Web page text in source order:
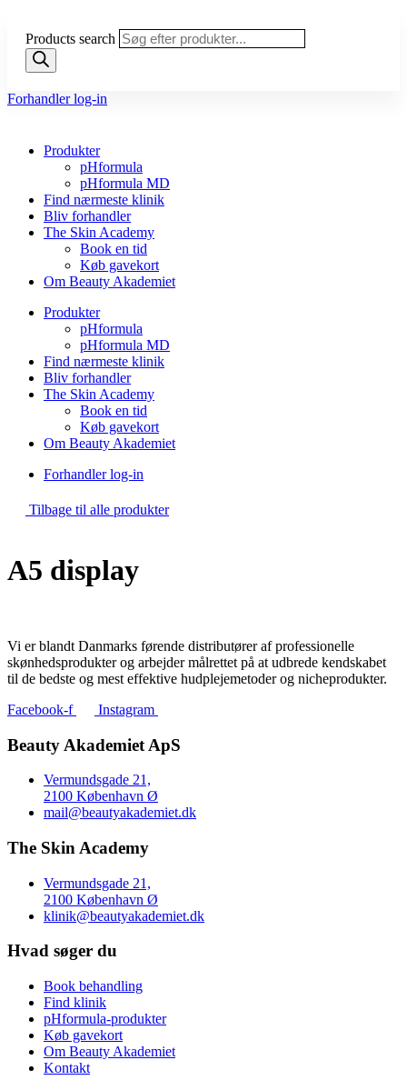
Products search
Forhandler log-in
Produkter
pHformula
pHformula MD
Find nærmeste klinik
Bliv forhandler
The Skin Academy
Book en tid
Køb gavekort
Om Beauty Akademiet
Produkter
pHformula
pHformula MD
Find nærmeste klinik
Bliv forhandler
The Skin Academy
Book en tid
Køb gavekort
Om Beauty Akademiet
Forhandler log-in
Tilbage til alle produkter
A5 display
Vi er blandt Danmarks førende distributører af professionelle
skønhedsprodukter og arbejder målrettet på at udbrede kendskabet
til de bedste og mest effektive hudplejemetoder og nicheprodukter.
Facebook-f
Instagram
Beauty Akademiet ApS
Vermundsgade 21,
2100 København Ø
mail@beautyakademiet.dk
The Skin Academy
Vermundsgade 21,
2100 København Ø
klinik@beautyakademiet.dk
Hvad søger du
Book behandling
Find klinik
pHformula-produkter
Køb gavekort
Om Beauty Akademiet
Kontakt